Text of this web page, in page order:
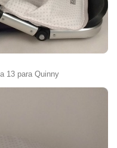
13 para Quinny